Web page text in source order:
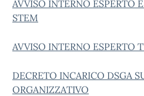
AVVISO INTERNO ESPERTO
STEM
AVVISO INTERNO ESPERTO
DECRETO INCARICO DSGA
ORGANIZZATIVO